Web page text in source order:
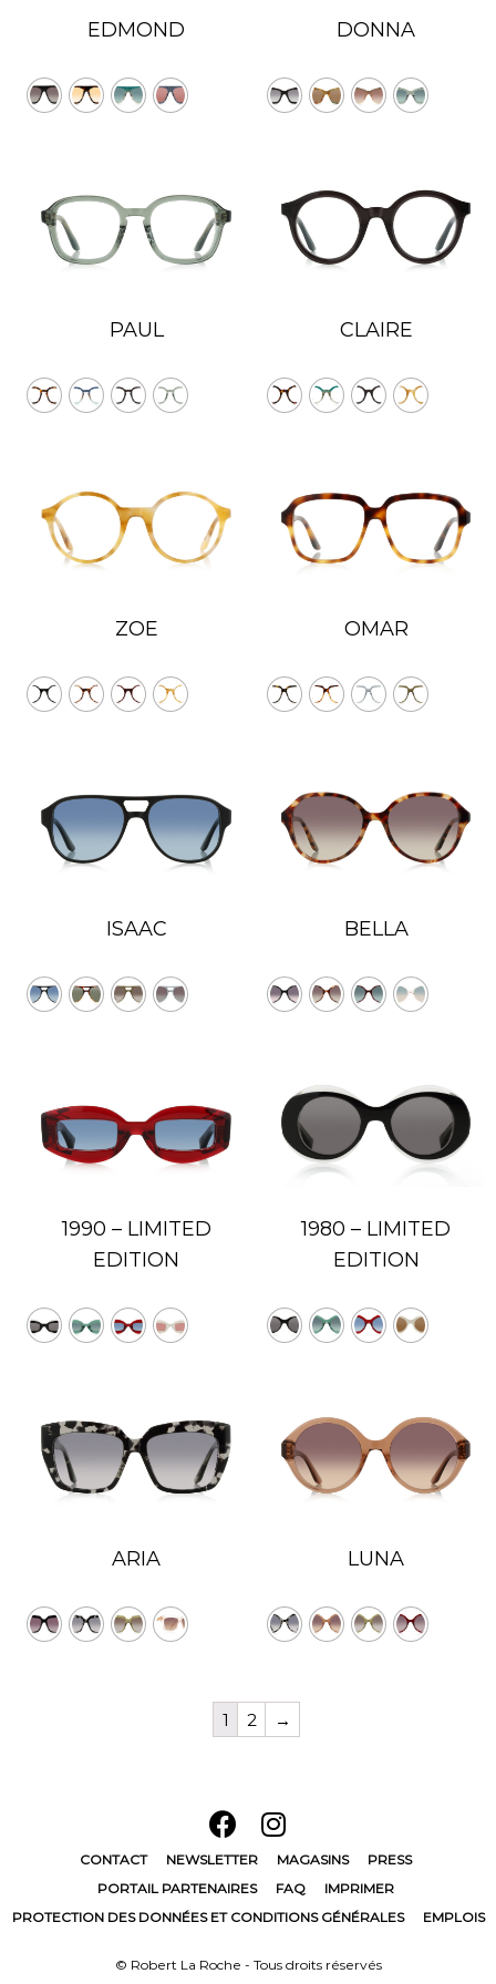
Vert avec super poudre bronzante
Dégradé vert
Rouge-marron
Cours
Cours Violet
Violet
EDMOND DONNA
PAUL CLAIRE
ZOE OMAR
ISAAC BELLA
1990 – LIMITED
EDITION
1980 – LIMITED
EDITION
ARIA LUNA
1 2 →
CONTACT NEWSLETTER MAGASINS
PRESS
PORTAIL PARTENAIRES
FAQ
IMPRIMER
PROTECTION DES DONNÉES ET CONDITIONS GÉNÉRALES
EMPLOIS
© Robert La Roche - Tous droits réservés